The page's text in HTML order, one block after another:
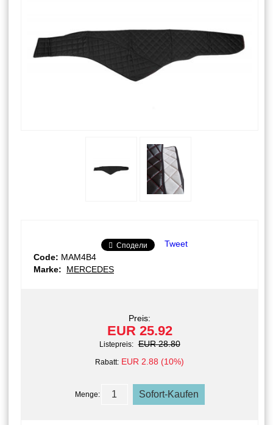
Сподели
Tweet
Code: MAM4B4
Marke:
MERCEDES
Preis:
EUR 25.92
Listepreis: EUR 28.80
Rabatt: EUR 2.88 (10%)
Menge: